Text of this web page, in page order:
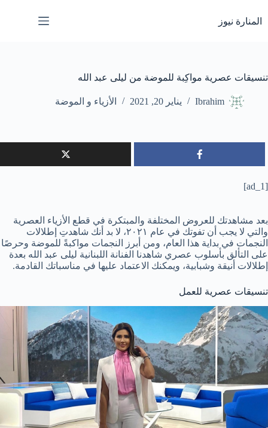
إلى
المحتوى
المنارة نيوز
تنسيقات عصرية مواكِبة للموضة من ليلى عبد الله
Ibrahim يناير 20, 2021 الأزياء و الموضة
[ad_1]
بعد مشاهدتك للعروض المختلفة والمبتكرة في قطع الأزياء العصرية
والتي لا يجب أن تفوتك في عام ٢٠٢١، لا بد أنك شاهدتِ إطلالات
النجمات في بداية هذا العام، ومن أبرز النجمات مواكبةً للموضة وحرصًا
على التألق بأسلوب عصري شاهدنا الفنانة اللبنانية ليلى عبد الله بعدة
إطلالات أنيقة وشبابية، ويمكنك الاعتماد عليها في مناسباتك القادمة.
تنسيقات عصرية للعمل